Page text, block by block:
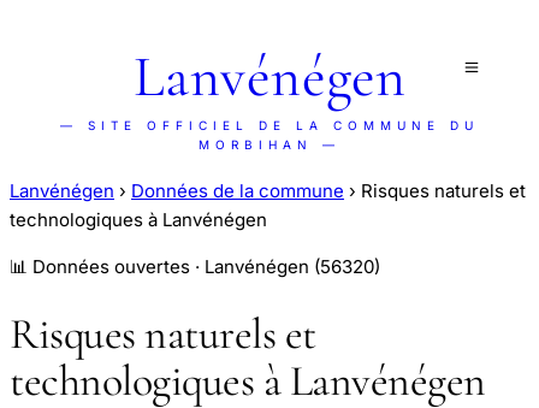
Lanvénégen
— SITE OFFICIEL DE LA COMMUNE DU
MORBIHAN —
Lanvénégen › Données de la commune › Risques naturels et
technologiques à Lanvénégen
📊 Données ouvertes · Lanvénégen (56320)
Risques naturels et
technologiques à Lanvénégen